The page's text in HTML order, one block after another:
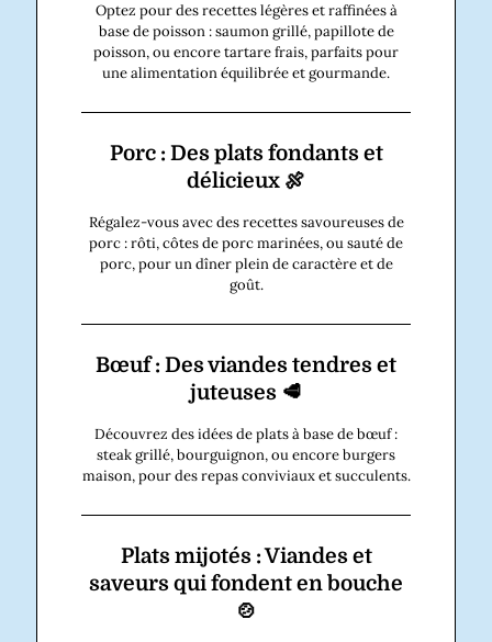
Optez pour des recettes légères et raffinées à
base de poisson : saumon grillé, papillote de
poisson, ou encore tartare frais, parfaits pour
une alimentation équilibrée et gourmande.
Porc : Des plats fondants et
délicieux 🍖
Régalez-vous avec des recettes savoureuses de
porc : rôti, côtes de porc marinées, ou sauté de
porc, pour un dîner plein de caractère et de
goût.
Bœuf : Des viandes tendres et
juteuses 🥩
Découvrez des idées de plats à base de bœuf :
steak grillé, bourguignon, ou encore burgers
maison, pour des repas conviviaux et succulents.
Plats mijotés : Viandes et
saveurs qui fondent en bouche
🍲